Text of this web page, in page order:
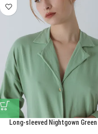
Long-sleeved Nightgown Green